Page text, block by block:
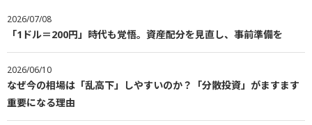
2026/07/08
「1ドル＝200円」時代も覚悟。資産配分を見直し、事前準備を
2026/06/10
なぜ今の相場は「乱高下」しやすいのか？「分散投資」がますます
重要になる理由